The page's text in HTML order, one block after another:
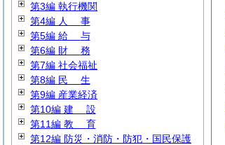
第3編 執行機関
第4編 人 事
第5編 給 与
第6編 財 務
第7編 社会福祉
第8編 民 生
第9編 産業経済
第10編 建 設
第11編 教 育
第12編 防災・消防・防犯・国民保護